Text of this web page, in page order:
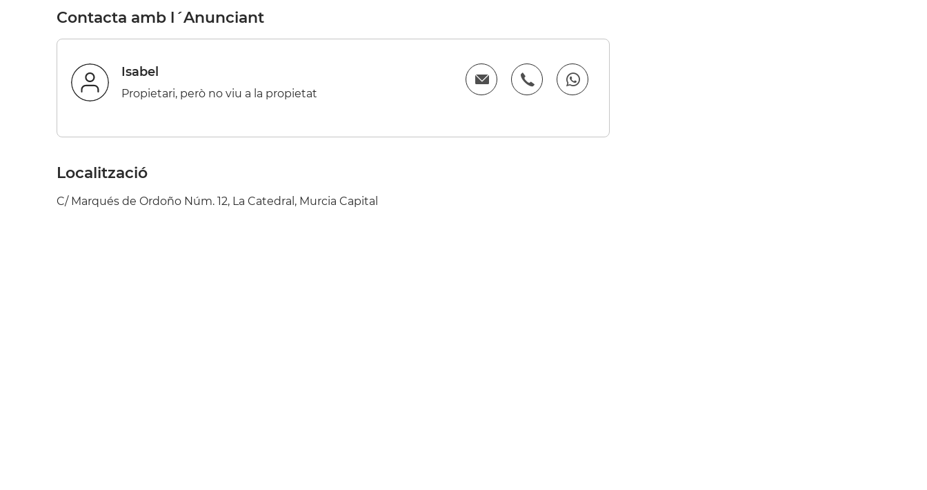
Contacta amb l´Anunciant
Isabel
Propietari, però no viu a la propietat
Localització
C/ Marqués de Ordoño Núm. 12, La Catedral, Murcia Capital